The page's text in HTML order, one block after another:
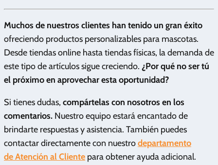
Muchos de nuestros clientes han tenido un gran éxito
ofreciendo productos personalizables para mascotas.
Desde tiendas online hasta tiendas físicas, la demanda de
este tipo de artículos sigue creciendo. ¿Por qué no ser tú
el próximo en aprovechar esta oportunidad?
Si tienes dudas, compártelas con nosotros en los
comentarios. Nuestro equipo estará encantado de
brindarte respuestas y asistencia. También puedes
contactar directamente con nuestrodepartamento
de Atención al Cliente para obtener ayuda adicional.